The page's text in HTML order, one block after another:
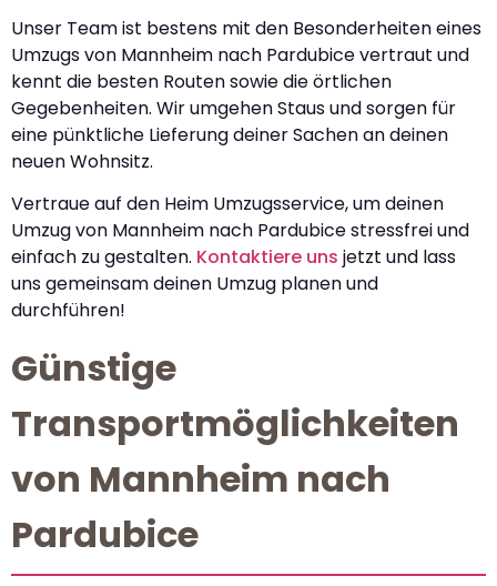
Unser Team ist bestens mit den Besonderheiten eines
Umzugs von Mannheim nach Pardubice vertraut und
kennt die besten Routen sowie die örtlichen
Gegebenheiten. Wir umgehen Staus und sorgen für
eine pünktliche Lieferung deiner Sachen an deinen
neuen Wohnsitz.
Vertraue auf den Heim Umzugsservice, um deinen
Umzug von Mannheim nach Pardubice stressfrei und
einfach zu gestalten. Kontaktiere uns jetzt und lass
uns gemeinsam deinen Umzug planen und
durchführen!
Günstige
Transportmöglichkeiten
von Mannheim nach
Pardubice